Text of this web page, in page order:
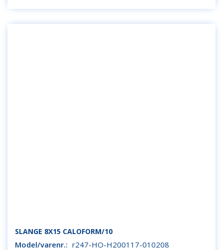
SLANGE 8X15 CALOFORM/10
Model/varenr.: r247-HO-H200117-010208